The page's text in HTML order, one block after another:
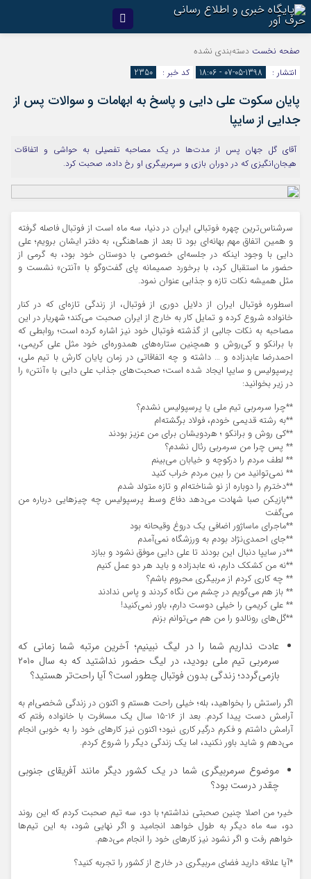
صفحه نخست دسته‌بندی نشده
انتشار :
1398-05-07 - 18:06 کد خبر : 2350
پایان سکوت علی دایی و پاسخ به ابهامات و سوالات پس از
جدایی از سایپا
آقای گل جهان پس از مدت‌ها در یک مصاحبه تفصیلی به حواشی و اتفاقات
هیجان‌انگیزی که در دوران بازی و سرمربیگری او رخ داده، صحبت کرد.
سرشناس‌ترین چهره فوتبالی ایران در دنیا، سه ماه است از فوتبال فاصله گرفته
و همین اتفاق مهم بهانه‌ای بود تا بعد از هماهنگی، به دفتر ایشان برویم؛ علی
دایی با وجود اینکه در جلسه‌ای خصوصی با دوستان خود بود، به گرمی از
حضور ما استقبال کرد، با برخورد صمیمانه پای گفت‌وگو با «آنتن» نشست و
مثل همیشه نکات تازه و جذابی عنوان نمود.
اسطوره فوتبال ایران از دلایل دوری از فوتبال، از زندگی تازه‌ای که در کنار
خانواده شروع کرده و تمایل کار به خارج از ایران صحبت می‌کند؛ شهریار در این
مصاحبه به نکات جالبی از گذشته فوتبال خود نیز اشاره کرده است؛ روابطی که
با برانکو و کی‌روش و همچنین ستاره‌های همدوره‌ای خود مثل علی کریمی،
احمدرضا عابدزاده و … داشته و چه اتفاقاتی در زمان پایان کارش با تیم ملی،
پرسپولیس و سایپا ایجاد شده است؛ صحبت‌های جذاب علی دایی با «آنتن» را
در زیر بخوانید:
**چرا سرمربی تیم ملی یا پرسپولیس نشدم؟
**به رشته قدیمی خودم، فولاد برگشته‌ام
**کی روش و برانکو ؛ هردویشان برای من عزیز بودند
** پس چرا من سرمربی رئال نشدم؟
** لطف مردم را درکوچه و خیابان می‌بینم
** نمی‌توانید من را بین مردم خراب کنید
**دخترم را دوباره از نو شناخته‌ام و تازه متولد شدم
**بازیکن صبا شهادت می‌دهد دفاع وسط پرسپولیس چه چیزهایی درباره من
می‌گفت
**ماجرای ماساژور اضافی یک دروغ وقیحانه بود
**جای احمدی‌نژاد بودم به ورزشگاه نمی‌آمدم
**در سایپا دنبال این بودند تا علی دایی موفق نشود و ببازد
**نه من کشکک دارم، نه عابدزاده و باید هر دو عمل کنیم
** چه کاری کردم از مربیگری محروم باشم؟
** باز هم می‌گویم در چشم من نگاه کردند و پاس ندادند
** علی کریمی را خیلی دوست دارم، باور نمی‌کنید!
**گل‌های رونالدو را من هم می‌توانم بزنم
عادت نداریم شما را در لیگ نبینیم؛ آخرین مرتبه شما زمانی که
سرمربی تیم ملی بودید، در لیگ حضور نداشتید که به سال ۲۰۱۰
بازمی‌گردد؛ زندگی بدون فوتبال چطور است؟ آیا راحت‌تر هستید؟
اگر راستش را بخواهید، بله؛ خیلی راحت هستم و اکنون در زندگی شخصی‌ام به
آرامش دست پیدا کردم. بعد از ۱۶-۱۵ سال یک مسافرت با خانواده رفتم که
آرامش داشتم و فکرم درگیر کاری نبود؛ اکنون نیز کارهای خود را به خوبی انجام
می‌دهم و شاید باور نکنید، اما یک زندگی دیگر را شروع کردم.
موضوع سرمربیگری شما در یک کشور دیگر مانند آفریقای جنوبی
چقدر درست بود؟
خیر؛ من اصلا چنین صحبتی نداشتم؛ با دو، سه تیم صحبت کردم که این روند
دو، سه ماه دیگر به طول خواهد انجامید و اگر نهایی شود، به این تیم‌ها
خواهم رفت و اگر نشود نیز کارهای خود را انجام می‌دهم.
*آیا علاقه دارید فضای مربیگری در خارج از کشور را تجربه کنید؟